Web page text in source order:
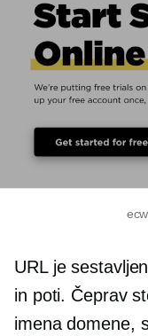
URL je
in poti. Čeprav
imena domene,